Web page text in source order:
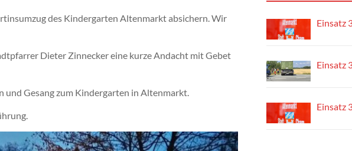
des Kindergarten Altenmarkt absichern. Wir
Dieter Zinnecker eine kurze Andacht mit Gebet
Gesang zum Kindergarten in Altenmarkt.
Einsatz
Einsatz
Einsatz